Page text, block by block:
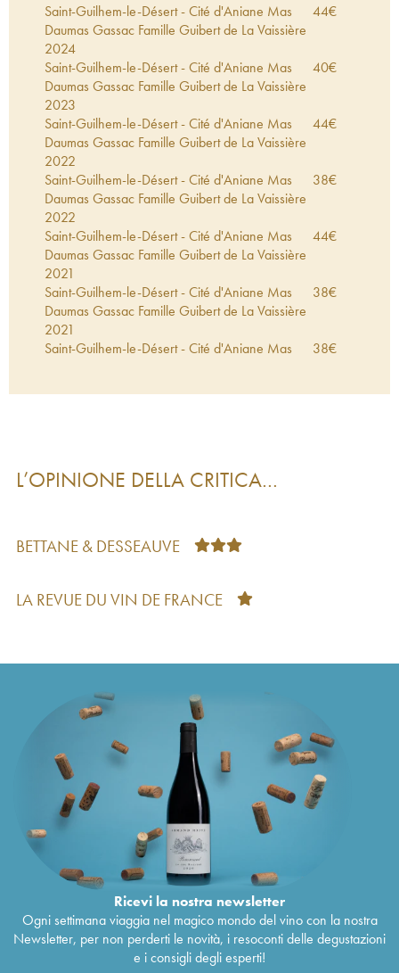
Saint-Guilhem-le-Désert - Cité d'Aniane Mas
Daumas Gassac Famille Guibert de La Vaissière
2024
44€
Saint-Guilhem-le-Désert - Cité d'Aniane Mas
Daumas Gassac Famille Guibert de La Vaissière
2023
40€
Saint-Guilhem-le-Désert - Cité d'Aniane Mas
Daumas Gassac Famille Guibert de La Vaissière
2022
44€
Saint-Guilhem-le-Désert - Cité d'Aniane Mas
Daumas Gassac Famille Guibert de La Vaissière
2022
38€
Saint-Guilhem-le-Désert - Cité d'Aniane Mas
Daumas Gassac Famille Guibert de La Vaissière
2021
44€
Saint-Guilhem-le-Désert - Cité d'Aniane Mas
Daumas Gassac Famille Guibert de La Vaissière
2021
38€
Saint-Guilhem-le-Désert - Cité d'Aniane Mas
38€
Famille Guibert de La Vaissière2020
Saint-Guilhem-le-Désert - Cité d'Aniane Mas
2019
Saint-Guilhem-le-Désert - Cité d'Aniane Mas
Saint-Guilhem-le-Désert - Cité d'Aniane Mas
38€
Saint-Guilhem-le-Désert - Cité d'Aniane Mas
Daumas Gassac Famille Guibert de La Vaissière
2017
Saint-Guilhem-le-Désert - Cité d'Aniane Mas
Daumas Gassac Famille Guibert de La Vaissière
2017
36
Saint-Guilhem-le-Désert - Cité d'Aniane Mas
Daumas Gassac Famille Guibert de La Vaissière
2016
Saint-Guilhem-le-Désert - Cité d'Aniane Mas
Daumas Gassac Famille Guibert de La Vaissière
2016
Saint-Guilhem-le-Désert - Cité d'Aniane Mas
Daumas Gassac Famille Guibert de La Vaissière
40€
L’OPINIONE DELLA CRITICA…
BETTANE & DESSEAUVE
LA REVUE DU VIN DE FRANCE
Ricevi la nostra newsletter
Ogni settimana viaggia nel magico mondo del vino con la nostra
Newsletter, per non perderti le novità, i resoconti delle degustazioni
e i consigli degli esperti!